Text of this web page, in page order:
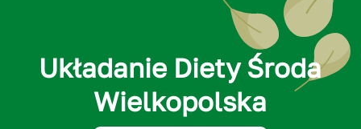
Układanie Diety Środa
Wielkopolska